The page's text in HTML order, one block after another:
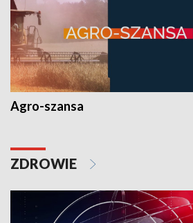
Agro-szansa
ZDROWIE